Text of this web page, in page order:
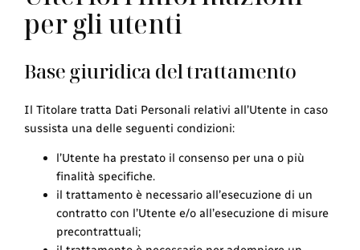
per gli utenti
Base giuridica del trattamento
Il Titolare tratta Dati Personali relativi all’Utente in caso
sussista una delle seguenti condizioni:
l’Utente ha prestato il consenso per una o più
finalità specifiche.
il trattamento è necessario all’esecuzione di un
contratto con l’Utente e/o all’esecuzione di misure
precontrattuali;